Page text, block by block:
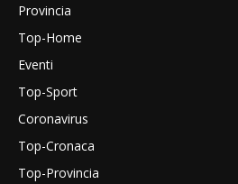
Provincia
Top-Home
Eventi
Top-Sport
Coronavirus
Top-Cronaca
Top-Provincia